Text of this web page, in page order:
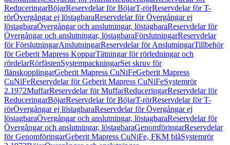
ReduceringarBöjarReservdelar för BöjarT-rörReservdelar för T-
rörÖvergångar ej löstagbaraReservdelar för Övergångar ej
löstagbaraÖvergångar och anslutningar, löstagbaraReservdelar för
Övergångar och anslutningar, löstagbaraFörslutningarReservdelar
för FörslutningarAnslutningarReservdelar för AnslutningarTillbehör
för Geberit Mapress KopparTätningar för rörledningar och
rördelarRörfästenSystempackningarSet skruv för
flänskopplingarGeberit Mapress CuNiFeGeberit Mapress
CuNiFeReservdelar för Geberit Mapress CuNiFeSystemrör
2.1972MuffarReservdelar för MuffarReduceringarReservdelar för
ReduceringarBöjarReservdelar för BöjarT-rörReservdelar för T-
rörÖvergångar ej löstagbaraReservdelar för Övergångar ej
löstagbaraÖvergångar och anslutningar, löstagbaraReservdelar för
Övergångar och anslutningar, löstagbaraGenomföringarReservdelar
för GenomföringarGeberit Mapress CuNiFe, FKM blåSystemrör